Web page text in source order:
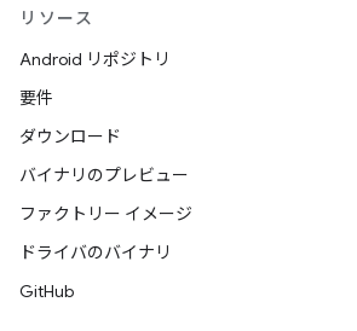
リソース
Android リポジトリ
要件
ダウンロード
バイナリのプレビュー
ファクトリー イメージ
ドライバのバイナリ
GitHub